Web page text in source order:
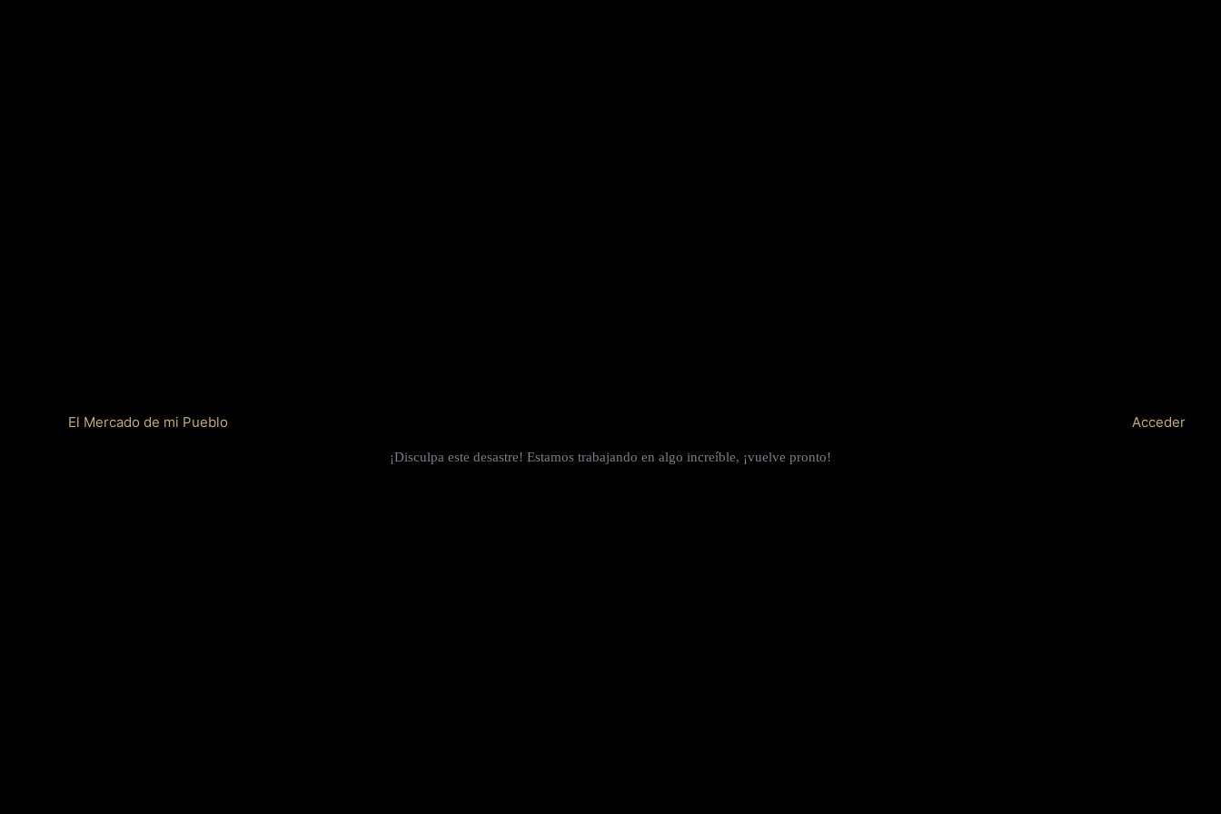
El Mercado de mi Pueblo Acceder
¡Disculpa este desastre! Estamos trabajando en algo increíble, ¡vuelve pronto!